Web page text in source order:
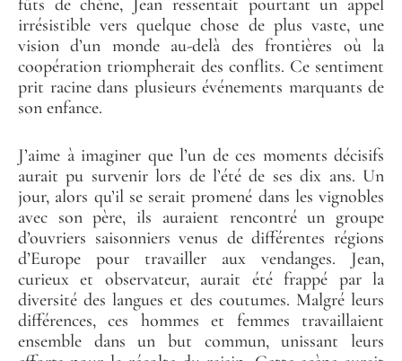
irrésistible vers quelque chose de plus vaste, une
vision d’un monde au-delà des frontières où la
coopération triompherait des conflits. Ce sentiment
prit racine dans plusieurs événements marquants de
son enfance.
J’aime à imaginer que l’un de ces moments décisifs
aurait pu survenir lors de l’été de ses dix ans. Un
jour, alors qu’il se serait promené dans les vignobles
avec son père, ils auraient rencontré un groupe
d’ouvriers saisonniers venus de différentes régions
d’Europe pour travailler aux vendanges. Jean,
curieux et observateur, aurait été frappé par la
diversité des langues et des coutumes. Malgré leurs
différences, ces hommes et femmes travaillaient
ensemble dans un but commun, unissant leurs